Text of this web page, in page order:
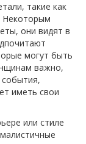
такие как
Некоторым
они видят в
могут быть
важно,
иметь свои
или стиле